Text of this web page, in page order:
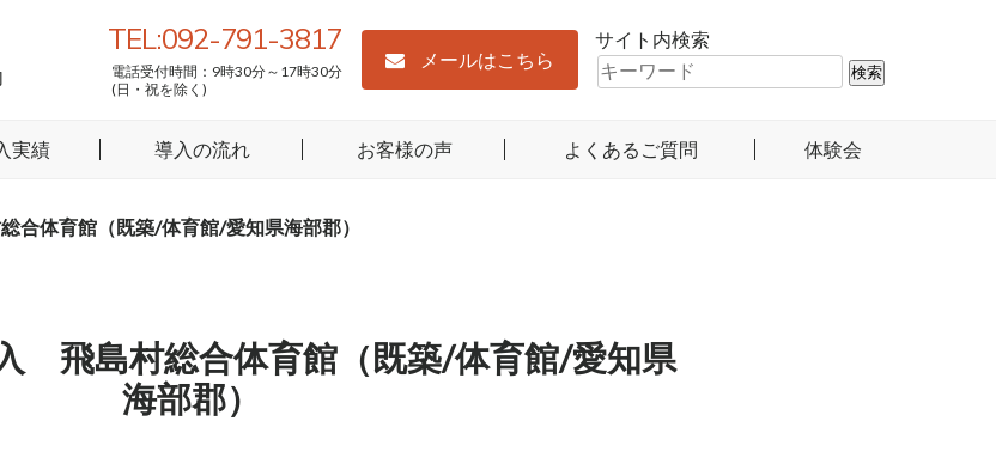
TEL:092-791-3817
電話受付時間：9時30分～17時30分
(日・祝を除く)
メールはこちら
サイト内検索
実績 導入の流れ お客様の声 よくあるご質問 体験会
体育館（既築/体育館/愛知県海部郡）
飛島村総合体育館（既築/体育館/愛知県
海部郡）